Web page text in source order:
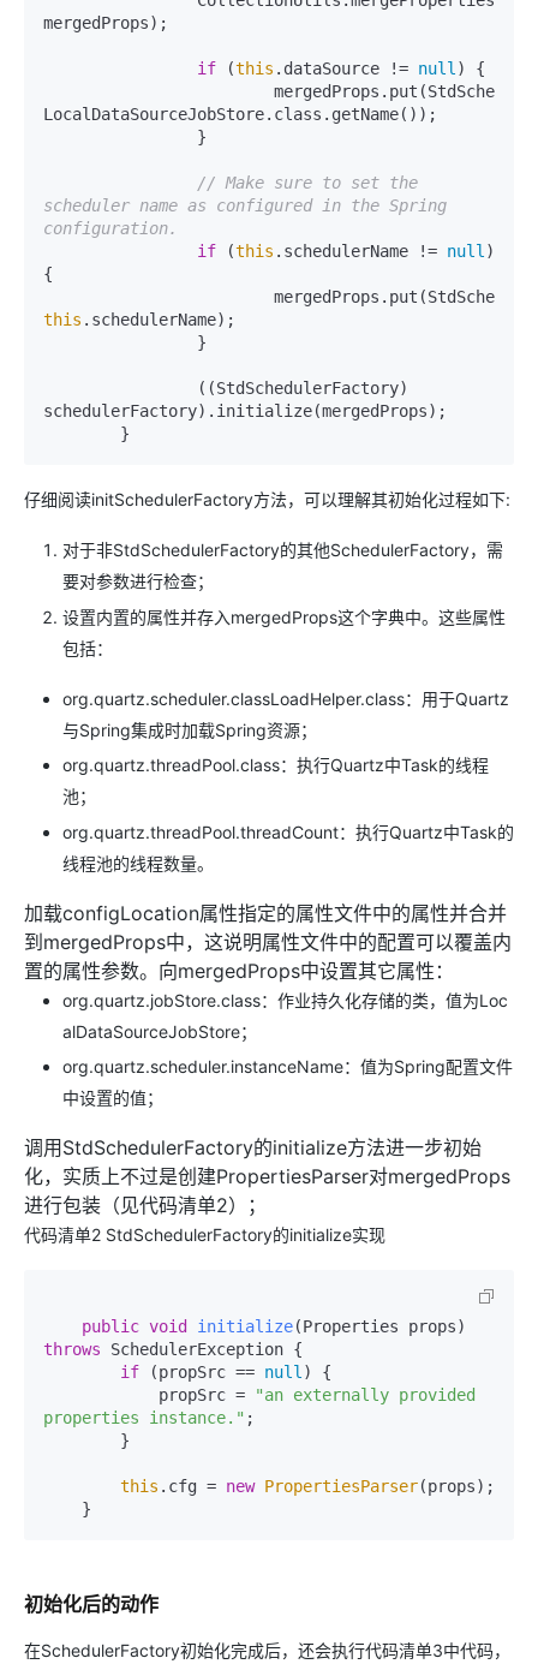
mergedProps);
if (this .dataSource != null ) {
LocalDataSourceJobStore.class.getName());
// Make sure to set the
scheduler name as configured in the Spring
configuration.
if (this .schedulerName != null )
{
this .schedulerName);
schedulerFactory).initialize(mergedProps);
	}
仔细阅读initSchedulerFactory方法，可以理解其初始化过程如下:
对于非StdSchedulerFactory的其他SchedulerFactory，需
要对参数进行检查；
设置内置的属性并存入mergedProps这个字典中。这些属性
包括：
org.quartz.scheduler.classLoadHelper.class：用于Quartz
与Spring集成时加载Spring资源；
org.quartz.threadPool.class：执行Quartz中Task的线程
池；
org.quartz.threadPool.threadCount：执行Quartz中Task的
线程池的线程数量。
加载configLocation属性指定的属性文件中的属性并合并
到mergedProps中，这说明属性文件中的配置可以覆盖内
置的属性参数。向mergedProps中设置其它属性：
org.quartz.jobStore.class：作业持久化存储的类，值为Loc
alDataSourceJobStore；
org.quartz.scheduler.instanceName：值为Spring配置文件
中设置的值；
调用StdSchedulerFactory的initialize方法进一步初始
化，实质上不过是创建PropertiesParser对mergedProps
进行包装（见代码清单2）；
代码清单2 StdSchedulerFactory的initialize实现
public void initialize(Properties props)
throws SchedulerException {
if (propSrc == null ) {
            propSrc =
"an externally provided
properties instance." ;
this .cfg = new PropertiesParser(props);
    }
初始化后的动作
在SchedulerFactory初始化完成后，还会执行代码清单3中代码，